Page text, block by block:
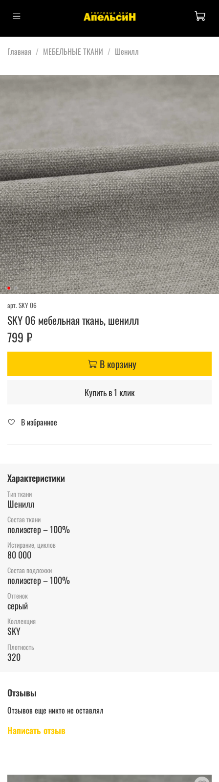
Главная МЕБЕЛЬНЫЕ ТКАНИ Шенилл
арт. SKY 06
SKY 06 мебельная ткань, шенилл
799 ₽
В корзину
Купить в 1 клик
В избранное
Характеристики
Тип ткани
Шенилл
Состав ткани
полиэстер – 100%
Истирание, циклов
80 000
Состав подложки
полиэстер – 100%
Оттенок
серый
Коллекция
SKY
Плотность
320
Отзывы
Отзывов еще никто не оставлял
Написать отзыв